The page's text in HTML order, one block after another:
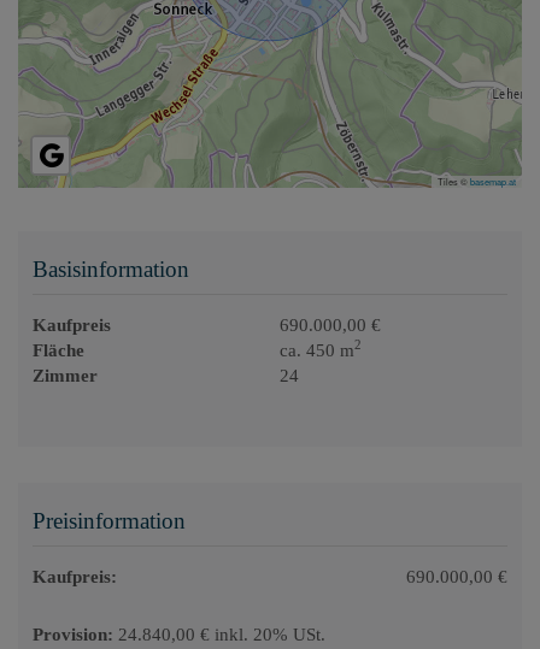
Tiles ©basemap.at
Basisinformation
Kaufpreis
690.000,00 €
Fläche
ca. 450 m2
Zimmer 24
Preisinformation
Kaufpreis: 690.000,00 €
Provision: 24.840,00 € inkl. 20% USt.